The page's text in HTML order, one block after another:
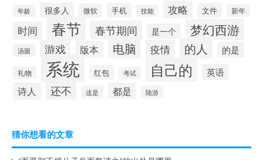
年龄 很多人 微软 手机 技能 攻略 文件 新年
时间 春节 春节期间 是一个 梦幻西游
汤圆 游戏 版本 电脑 疫情 的人 的是
礼物 系统 红包 考试 自己的 英语
诗人 还不 这是 都是 陆游
猜你想看的文章